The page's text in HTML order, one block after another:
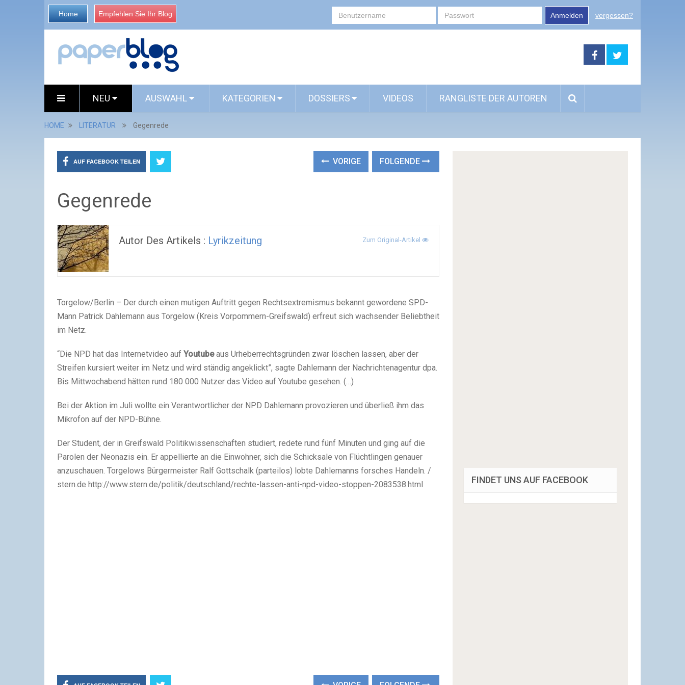
Home Empfehlen Sie Ihr Blog Anmelden vergessen?
NEU AUSWAHL KATEGORIEN DOSSIERS VIDEOS RANGLISTE DER AUTOREN
HOME LITERATUR Gegenrede
AUF FACEBOOK TEILEN VORIGE FOLGENDE
Gegenrede
Autor Des Artikels : Lyrikzeitung Zum Original-Artikel
Torgelow/Berlin – Der durch einen mutigen Auftritt gegen Rechtsextremismus bekannt gewordene SPD-
Mann Patrick Dahlemann aus Torgelow (Kreis Vorpommern-Greifswald) erfreut sich wachsender Beliebtheit
im Netz.
“Die NPD hat das Internetvideo auf Youtubeaus Urheberrechtsgründen zwar löschen lassen, aber der
Streifen kursiert weiter im Netz und wird ständig angeklickt”, sagte Dahlemann der Nachrichtenagentur dpa.
Bis Mittwochabend hätten rund 180 000 Nutzer das Video auf Youtube gesehen. (…)
Bei der Aktion im Juli wollte ein Verantwortlicher der NPD Dahlemann provozieren und überließ ihm das
Mikrofon auf der NPD-Bühne.
Der Student, der in Greifswald Politikwissenschaften studiert, redete rund fünf Minuten und ging auf die
Parolen der Neonazis ein. Er appellierte an die Einwohner, sich die Schicksale von Flüchtlingen genauer
anzuschauen. Torgelows Bürgermeister Ralf Gottschalk (parteilos) lobte Dahlemanns forsches Handeln. /
stern.de http://www.stern.de/politik/deutschland/rechte-lassen-anti-npd-video-stoppen-2083538.html
FINDET UNS AUF FACEBOOK